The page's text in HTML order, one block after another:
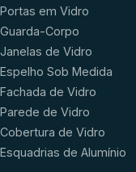
Portas em Vidro
Guarda-Corpo
Janelas de Vidro
Espelho Sob Medida
Fachada de Vidro
Parede de Vidro
Cobertura de Vidro
Esquadrias de Alumínio